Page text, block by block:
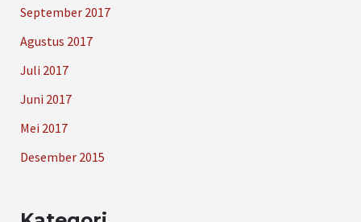
September 2017
Agustus 2017
Juli 2017
Juni 2017
Mei 2017
Desember 2015